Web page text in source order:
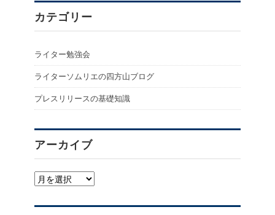
カテゴリー
ライター勉強会
ライターソムリエの四方山ブログ
プレスリリースの基礎知識
アーカイブ
ア
カ